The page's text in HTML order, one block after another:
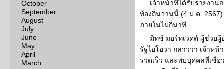
October
September
August
July
June
May
April
March
เจ้าหน้าที่ได้รับรายงาน
ท้องถิ่นวานนี้ (4 ม.ค. 2567)
ภายในไม่กี่นาที
มิทช์ มอร์ทเวดต์ ผู้ช่วย
รัฐไอโอวา กล่าวว่า เจ้าหน้
รวดเร็ว และพบบุคคลที่เชื่อ